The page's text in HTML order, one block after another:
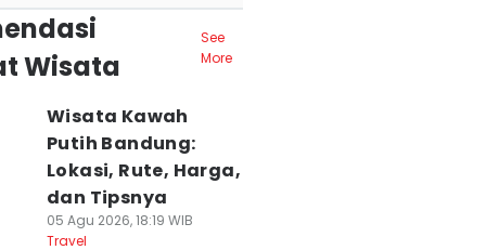
Wisata
See
More
Wisata Kawah
Putih Bandung:
Lokasi, Rute, Harga,
dan Tipsnya
05 Agu 2026, 18:19 WIB
Travel